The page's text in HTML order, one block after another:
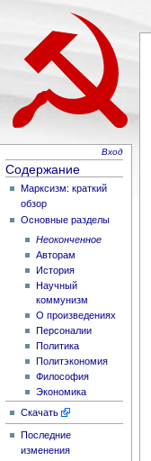
Вход
Содержание
Марксизм: краткий
обзор
Основные разделы
Неоконченное
Авторам
История
Научный
коммунизм
О произведениях
Персоналии
Политика
Политэкономия
Философия
Экономика
Скачать
Последние
изменения